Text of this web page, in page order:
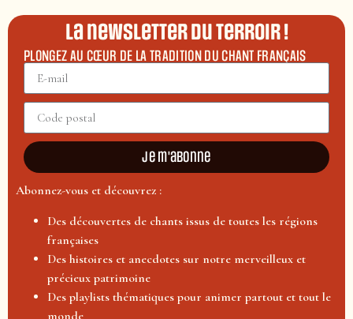
La newsletter du terroir !
PLONGEZ AU CŒUR DE LA TRADITION DU CHANT FRANÇAIS
Je m'abonne
Abonnez-vous et découvrez :
Des découvertes de chants issus de toutes les régions
françaises
Des histoires et anecdotes sur notre merveilleux et
précieux patrimoine
Des playlists thématiques pour animer partout et tout le
monde